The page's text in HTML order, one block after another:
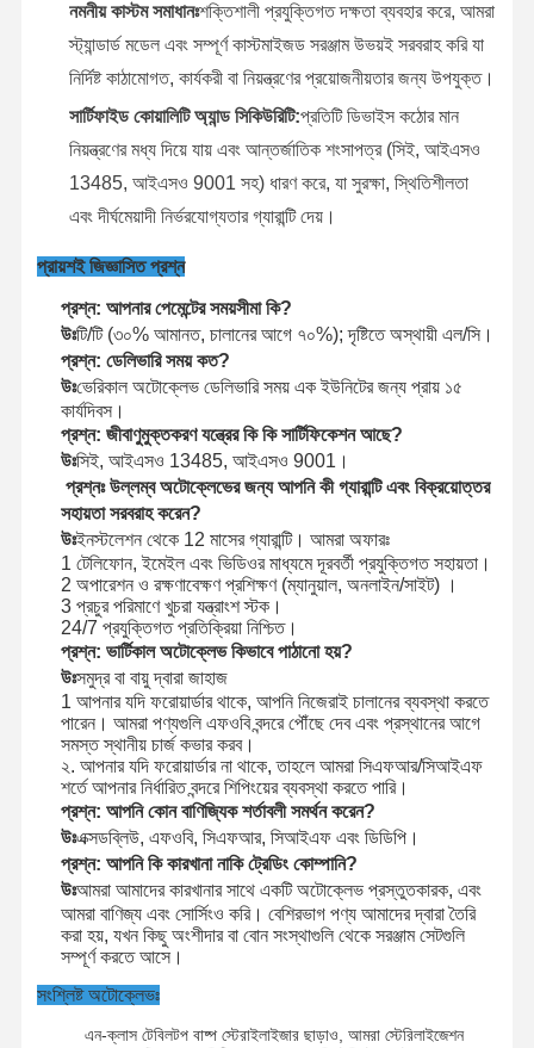
নমনীয় কাস্টম সমাধানঃশক্তিশালী প্রযুক্তিগত দক্ষতা ব্যবহার করে, আমরা
স্ট্যান্ডার্ড মডেল এবং সম্পূর্ণ কাস্টমাইজড সরঞ্জাম উভয়ই সরবরাহ করি যা
নির্দিষ্ট কাঠামোগত, কার্যকরী বা নিয়ন্ত্রণের প্রয়োজনীয়তার জন্য উপযুক্ত।
সার্টিফাইড কোয়ালিটি অ্যান্ড সিকিউরিটি:প্রতিটি ডিভাইস কঠোর মান
নিয়ন্ত্রণের মধ্য দিয়ে যায় এবং আন্তর্জাতিক শংসাপত্র (সিই, আইএসও
13485, আইএসও 9001 সহ) ধারণ করে, যা সুরক্ষা, স্থিতিশীলতা
এবং দীর্ঘমেয়াদী নির্ভরযোগ্যতার গ্যারান্টি দেয়।
প্রায়শই জিজ্ঞাসিত প্রশ্ন
প্রশ্ন: আপনার পেমেন্টের সময়সীমা কি?
উঃটি/টি (৩০% আমানত, চালানের আগে ৭০%); দৃষ্টিতে অস্থায়ী এল/সি।
প্রশ্ন: ডেলিভারি সময় কত?
উঃভেরিকাল অটোক্লেভ ডেলিভারি সময় এক ইউনিটের জন্য প্রায় ১৫
কার্যদিবস।
প্রশ্ন: জীবাণুমুক্তকরণ যন্ত্রের কি কি সার্টিফিকেশন আছে?
উঃসিই, আইএসও 13485, আইএসও 9001।
প্রশ্নঃ উল্লম্ব অটোক্লেভের জন্য আপনি কী গ্যারান্টি এবং বিক্রয়োত্তর
সহায়তা সরবরাহ করেন?
উঃইনস্টলেশন থেকে 12 মাসের গ্যারান্টি। আমরা অফারঃ
1 টেলিফোন, ইমেইল এবং ভিডিওর মাধ্যমে দূরবর্তী প্রযুক্তিগত সহায়তা।
2 অপারেশন ও রক্ষণাবেক্ষণ প্রশিক্ষণ (ম্যানুয়াল, অনলাইন/সাইট) ।
3 প্রচুর পরিমাণে খুচরা যন্ত্রাংশ স্টক।
24/7 প্রযুক্তিগত প্রতিক্রিয়া নিশ্চিত।
প্রশ্ন: ভার্টিকাল অটোক্লেভ কিভাবে পাঠানো হয়?
উঃসমুদ্র বা বায়ু দ্বারা জাহাজ
1 আপনার যদি ফরোয়ার্ডার থাকে, আপনি নিজেরাই চালানের ব্যবস্থা করতে
পারেন। আমরা পণ্যগুলি এফওবি বন্দরে পৌঁছে দেব এবং প্রস্থানের আগে
সমস্ত স্থানীয় চার্জ কভার করব।
২. আপনার যদি ফরোয়ার্ডার না থাকে, তাহলে আমরা সিএফআর/সিআইএফ
শর্তে আপনার নির্ধারিত বন্দরে শিপিংয়ের ব্যবস্থা করতে পারি।
প্রশ্ন: আপনি কোন বাণিজ্যিক শর্তাবলী সমর্থন করেন?
উঃএক্সডব্লিউ, এফওবি, সিএফআর, সিআইএফ এবং ডিডিপি।
প্রশ্ন: আপনি কি কারখানা নাকি ট্রেডিং কোম্পানি?
উঃআমরা আমাদের কারখানার সাথে একটি অটোক্লেভ প্রস্তুতকারক, এবং
আমরা বাণিজ্য এবং সোর্সিংও করি। বেশিরভাগ পণ্য আমাদের দ্বারা তৈরি
করা হয়, যখন কিছু অংশীদার বা বোন সংস্থাগুলি থেকে সরঞ্জাম সেটগুলি
সম্পূর্ণ করতে আসে।
সংশ্লিষ্ট অটোক্লেভঃ
এন-ক্লাস টেবিলটপ বাষ্প স্টেরাইলাইজার ছাড়াও, আমরা স্টেরিলাইজেশন